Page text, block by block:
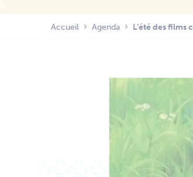
Accueil Agenda L’été des films